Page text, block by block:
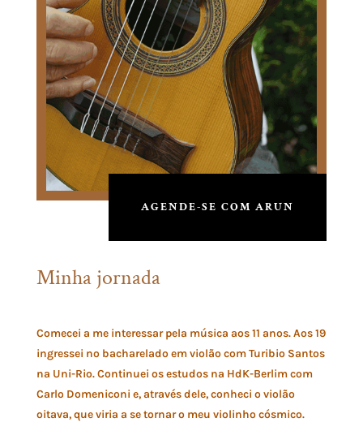
AGENDE-SE COM ARUN
Minha jornada
Comecei a me interessar pela música aos 11 anos. Aos 19
ingressei no bacharelado em violão com Turibio Santos
na Uni-Rio. Continuei os estudos na HdK-Berlim com
Carlo Domeniconi e, através dele, conheci o violão
oitava, que viria a se tornar o meu violinho cósmico.